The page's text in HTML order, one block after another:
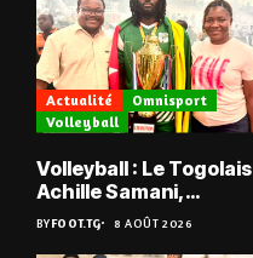
Actualité
Omnisport
Volleyball
Volleyball : Le Togolais
Achille Samani,
champion du Bénin !
BYFOOT.TG 8 AOÛT 2026